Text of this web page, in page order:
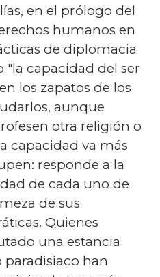
en el prólogo del
humanos en
de diplomacia
capacidad del ser
los zapatos de los
aunque
otra religión o
capacidad va más
responde a la
de cada uno de
de sus
Quienes
una estancia
han